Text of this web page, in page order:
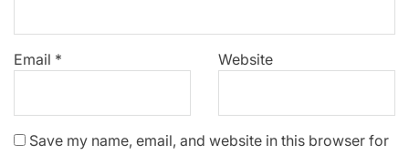
Email * Website
Save my name, email, and website in this browser for